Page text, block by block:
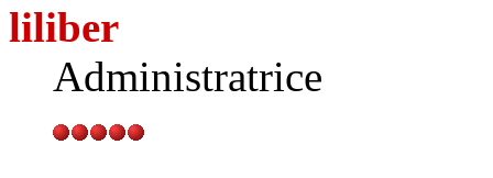
liliber
Administratrice